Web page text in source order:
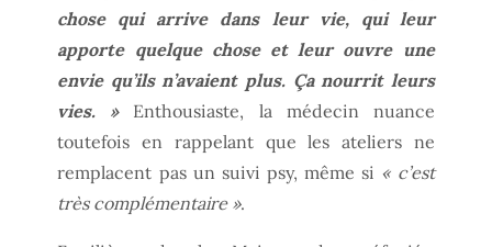
chose qui arrive dans leur vie, qui leur
apporte quelque chose et leur ouvre une
envie qu’ils n’avaient plus. Ça nourrit leurs
vies. »Enthousiaste, la médecin nuance
toutefois en rappelant que les ateliers ne
remplacent pas un suivi psy, même si « c’est
très complémentaire ».